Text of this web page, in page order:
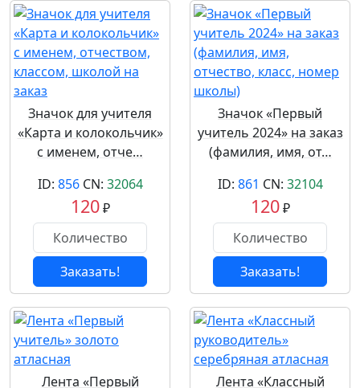
Значок для учителя
«Карта и колокольчик»
с именем, отче…
ID: 856CN: 32064
120₽
Заказать!
Значок «Первый
учитель 2024» на заказ
(фамилия, имя, от…
ID: 861 CN: 32104
120₽
Заказать!
Лента «Первый Лента «Классный